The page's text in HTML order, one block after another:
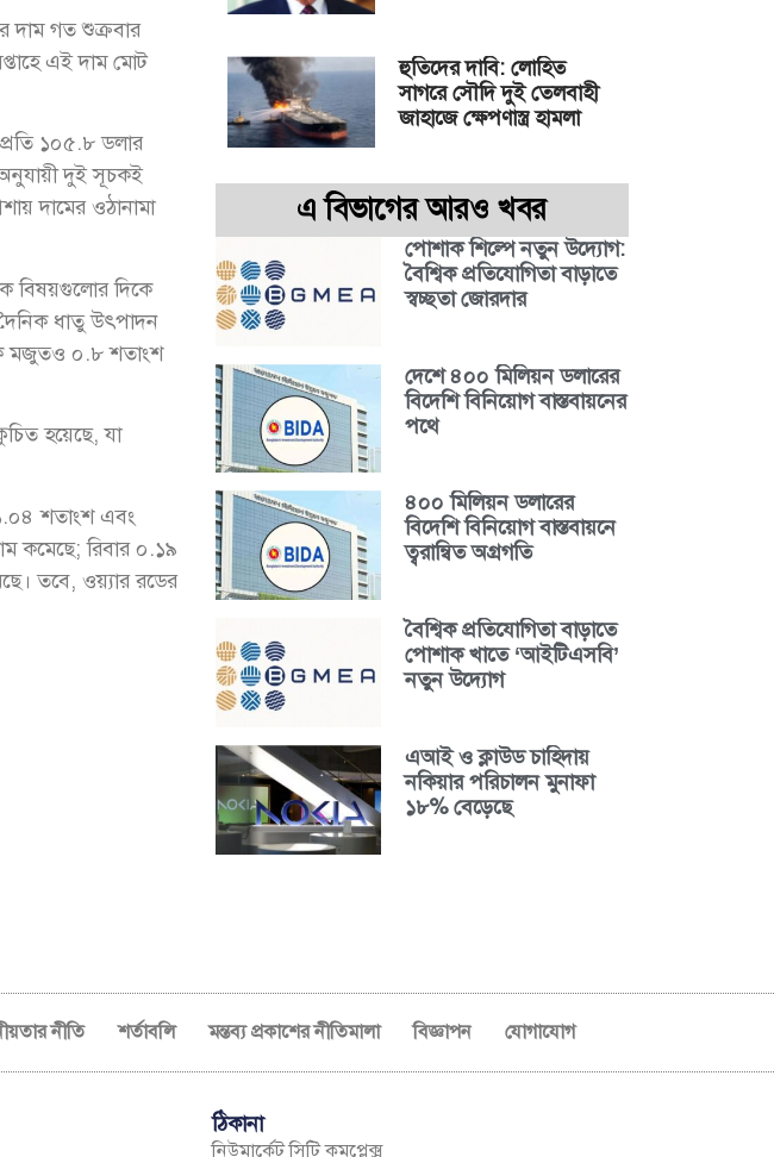
দাম গত শুক্রবার
এই দাম মোট
১০৫.৮ ডলার
দুই সূচকই
দামের ওঠানামা
বিষয়গুলোর দিকে
ধাতু উৎপাদন
মজুতও ০.৮ শতাংশ
হয়েছে, যা
শতাংশ এবং
কমেছে; রিবার ০.১৯
তবে, ওয়্যার রডের
হুতিদের দাবি: লোহিত
সাগরে সৌদি দুই তেলবাহী
জাহাজে ক্ষেপণাস্ত্র হামলা
এ বিভাগের আরও খবর
পোশাক শিল্পে নতুন উদ্যোগ:
বৈশ্বিক প্রতিযোগিতা বাড়াতে
স্বচ্ছতা জোরদার
দেশে ৪০০ মিলিয়ন ডলারের
বিদেশি বিনিয়োগ বাস্তবায়নের
পথে
৪০০ মিলিয়ন ডলারের
বিদেশি বিনিয়োগ বাস্তবায়নে
ত্বরান্বিত অগ্রগতি
বৈশ্বিক প্রতিযোগিতা বাড়াতে
পোশাক খাতে ‘আইটিএসবি’
নতুন উদ্যোগ
এআই ও ক্লাউড চাহিদায়
নকিয়ার পরিচালন মুনাফা
১৮% বেড়েছে
নীতি শর্তাবলি মন্তব্য প্রকাশের নীতিমালা বিজ্ঞাপন যোগাযোগ
ঠিকানা
নিউমার্কেট সিটি কমপ্লেক্স